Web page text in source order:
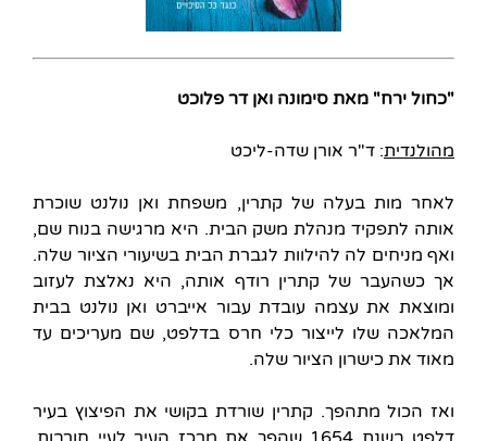
"כחול ירח" מאת סימונה ואן דר פלוכט
מהולנדית: ד"ר אורן שדה-ליכט
לאחר מות בעלה של קתרין, משפחת ואן נולנט שוכרת
אותה לתפקיד מנהלת משק הבית. היא מרגישה בנוח שם,
ואף מניחים לה להילוות לגברת הבית בשיעורי הציור שלה.
אך כשהעבר של קתרין רודף אותה, היא נאלצת לעזוב
ומוצאת את עצמה עובדת עבור אייברט ואן נולנט בבית
המלאכה שלו לייצור כלי חרס בדלפט, שם מעריכים עד
מאוד את כישרון הציור שלה.
ואז הכול מתהפך. קתרין שורדת בקושי את הפיצוץ בעיר